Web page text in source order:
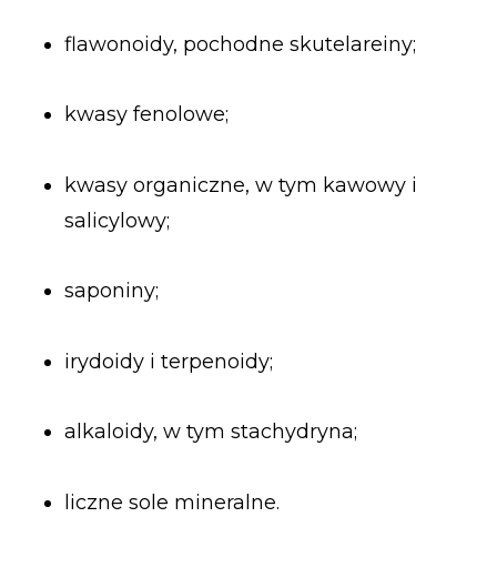
flawonoidy, pochodne skutelareiny;
kwasy fenolowe;
kwasy organiczne, w tym kawowy i
salicylowy;
saponiny;
irydoidy i terpenoidy;
alkaloidy, w tym stachydryna;
liczne sole mineralne.